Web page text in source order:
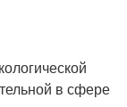
в сфере